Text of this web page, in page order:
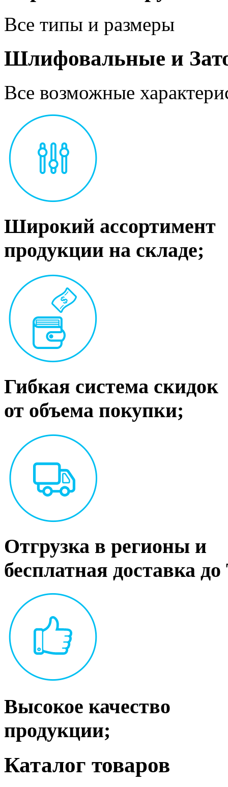
Все типы и размеры
Шлифовальные и
Все возможные
Широкий ассортимент
продукции на складе;
Гибкая система скидок
от объема покупки;
Отгрузка в регионы и
бесплатная доставка
Высокое качество
продукции;
Каталог товаров